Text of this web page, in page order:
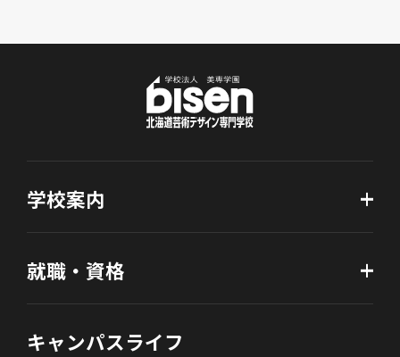
学校案内
就職・資格
キャンパスライフ